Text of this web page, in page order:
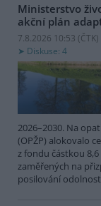
Ministerstvo
akční plán
7.8.2026 10:53 (ČTK)
Diskuse: 4
2026–2030. Na
(OPŽP) alokovalo
z fondu částkou
zaměřených na
posilování